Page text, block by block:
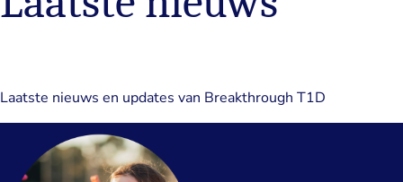
Laatste nieuws en updates van Breakthrough T1D